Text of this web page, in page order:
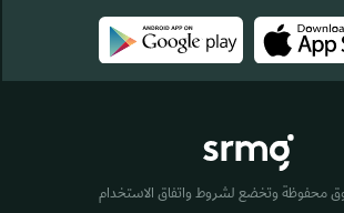
محفوظة وتخضع لشروط واتفاق الاستخدام